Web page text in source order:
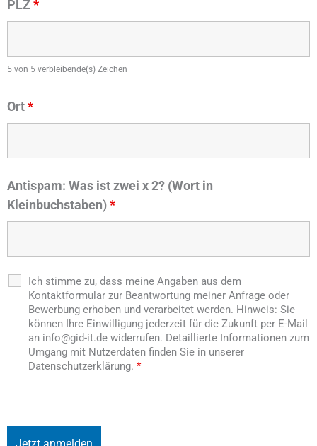
PLZ*
5 von 5 verbleibende(s) Zeichen
Ort*
Antispam: Was ist zwei x 2? (Wort in
Kleinbuchstaben)*
Ich stimme zu, dass meine Angaben aus dem
Kontaktformular zur Beantwortung meiner Anfrage oder
Bewerbung erhoben und verarbeitet werden. Hinweis: Sie
können Ihre Einwilligung jederzeit für die Zukunft per E-Mail
an info@gid-it.de widerrufen. Detaillierte Informationen zum
Umgang mit Nutzerdaten finden Sie in unserer
Datenschutzerklärung. *